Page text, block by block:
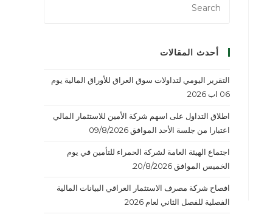
أحدث المقالات
التقرير اليومي لتداولات سوق العراق للأوراق المالية يوم
06 اب 2026
اطلاق التداول على اسهم شركة الأمين للاستثمار المالي
اعتبارا من جلسة الأحد الموافق 09/8/2026
اجتماع الهيئة العامة لشركة الحمراء للتأمين في يوم
الخميس الموافق 20/8/2026.
افصاح شركة مصرف الاستثمار العراقي البيانات المالية
الفصلية للفصل الثاني لعام 2026